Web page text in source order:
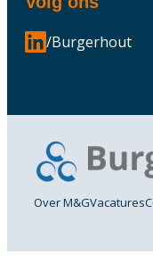
/Burgerhout
Over M&GVacatures